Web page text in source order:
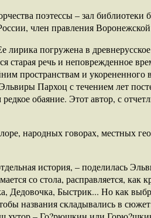
поэтессы – зал
член правления
лирика погружена в
старая речь и неповрежденное
пространствам и
Пархоц с течением лет
обаяние. Этот автор, с
народных говорах, местных
история, – поделилась
со стола, расправляется, как
Быстрик... Но как
названия складывались в